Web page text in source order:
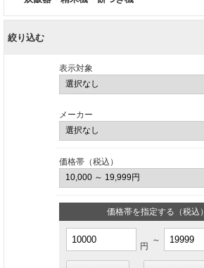
絞り込む
表示対象
メーカー
価格帯（税込）
価格帯を指定する（税込）
円
～